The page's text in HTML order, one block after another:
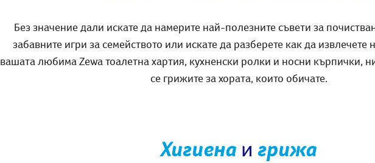
Без значение дали искате да намерите най-полезните съвети за
забавните игри за семейството или искате да разберете как да
вашата любима Zewa тоалетна хартия, кухненски ролки и носни кърпички,
се грижите за хората, които обичате.
Хигиена и грижа